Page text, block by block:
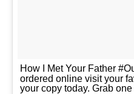
How I Met Your Father
ordered online visit your
your copy today. Grab